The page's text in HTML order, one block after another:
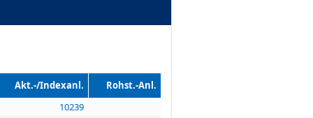
Akt.-/Indexanl.
Rohst.-Anl.
10239